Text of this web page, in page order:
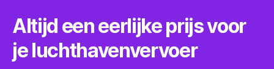
Altijd een eerlijke prijs voor
je luchthavenvervoer